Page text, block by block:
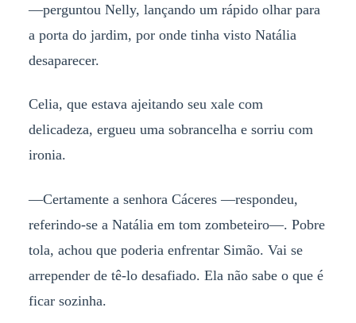
—perguntou Nelly, lançando um rápido olhar para
a porta do jardim, por onde tinha visto Natália
desaparecer.
Celia, que estava ajeitando seu xale com
delicadeza, ergueu uma sobrancelha e sorriu com
ironia.
—Certamente a senhora Cáceres —respondeu,
referindo-se a Natália em tom zombeteiro—. Pobre
tola, achou que poderia enfrentar Simão. Vai se
arrepender de tê-lo desafiado. Ela não sabe o que é
ficar sozinha.